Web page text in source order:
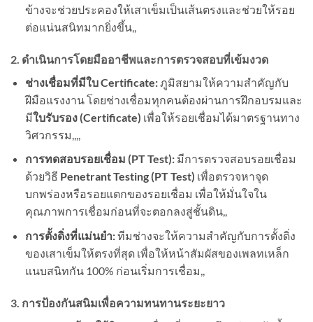
ข้างจะช่วยประคองให้เสาเข็มเป็นเส้นตรงและช่วยให้รอย
ต่อแน่นสนิทมากยิ่งขึ้น,,
2. ดำเนินการโดยมืออาชีพและการตรวจสอบที่เข้มงวด
ช่างเชื่อมที่มีใบ Certificate:ภูมิสยามให้ความสำคัญกับ
ฝีมือแรงงาน โดยช่างเชื่อมทุกคนต้องผ่านการฝึกอบรมและ
มีใบรับรอง (Certificate) เพื่อให้รอยเชื่อมได้มาตรฐานทาง
วิศวกรรม,,,,
การทดสอบรอยเชื่อม (PT Test):มีการตรวจสอบรอยเชื่อม
ด้วยวิธี Penetrant Testing (PT Test) เพื่อตรวจหาจุด
บกพร่องหรือรอยแตกของรอยเชื่อม เพื่อให้มั่นใจใน
คุณภาพการเชื่อมก่อนที่จะตอกลงสู่ชั้นดิน,,
การตั้งดิ่งที่แม่นยำ:ทีมช่างจะให้ความสำคัญกับการตั้งดิ่ง
ของเสาเข็มให้ตรงที่สุด เพื่อให้หน้าสัมผัสของเพลทเหล็ก
แนบสนิทกัน 100% ก่อนเริ่มการเชื่อม,,
3. การป้องกันสนิมเพื่อความทนทานระยะยาว